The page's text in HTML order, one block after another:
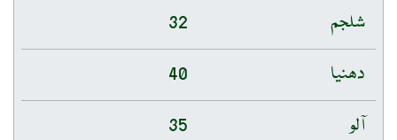
شلجم
32
دھنیا
40
آلو
35